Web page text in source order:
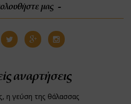
μας
αναρτήσεις
η γεύση της θάλασσας